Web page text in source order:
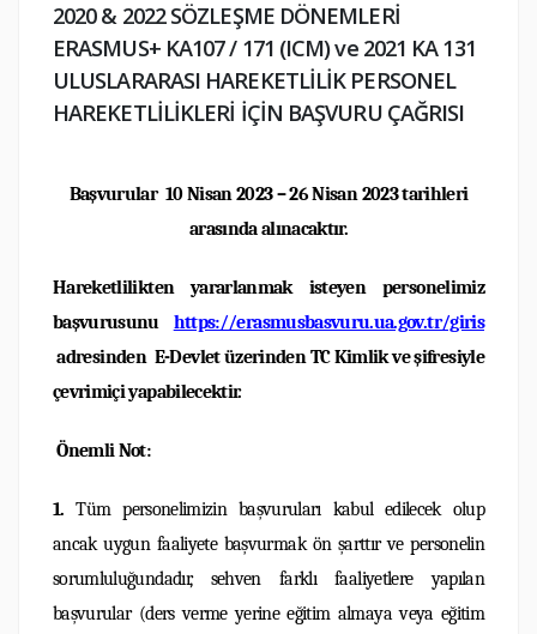
2020 & 2022 SÖZLEŞME DÖNEMLERİ
ERASMUS+ KA107 / 171 (ICM) ve 2021 KA 131
ULUSLARARASI HAREKETLİLİK PERSONEL
HAREKETLİLİKLERİ İÇİN BAŞVURU ÇAĞRISI
Başvurular 10 Nisan 2023 – 26 Nisan 2023 tarihleri
arasında alınacaktır.
Hareketlilikten yararlanmak isteyen personelimiz
başvurusunu https://erasmusbasvuru.ua.gov.tr/giris
adresinden E-Devlet üzerinden TC Kimlik ve şifresiyle
çevrimiçi yapabilecektir.
Önemli Not:
1.Tüm personelimizin başvuruları kabul edilecek olup
ancak uygun faaliyete başvurmak ön şarttır ve personelin
sorumluluğundadır, sehven farklı faaliyetlere yapılan
başvurular (ders verme yerine eğitim almaya veya eğitim